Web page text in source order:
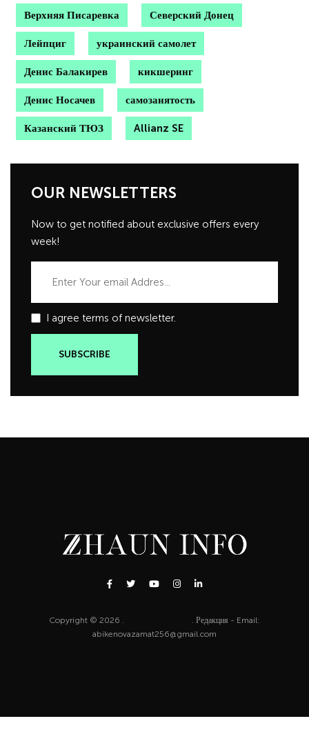
Верхняя Писаревка Северский Донец
Лейпциг украинский самолет
Денис Балакирев кикшеринг
Денис Носачев самозанятость
Казанский ТЮЗ Allianz SE
OUR NEWSLETTERS
Now to get notified about exclusive offers every
week!
I agree terms of newsletter.
Copyright © 2026 .
. Редакция - Email:
abikenovazamat256@gmail.com